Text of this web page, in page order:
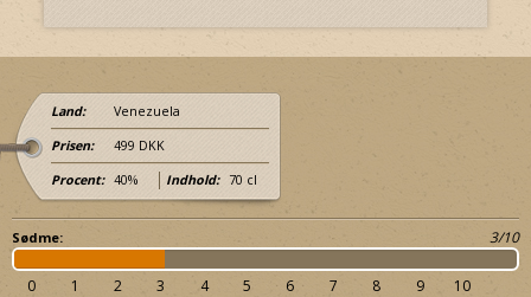
Land: Venezuela
Prisen: 499 DKK
Procent: 40% Indhold: 70 cl
Sødme: 3/10
0 1 2 3 4 5 6 7 8 9 10